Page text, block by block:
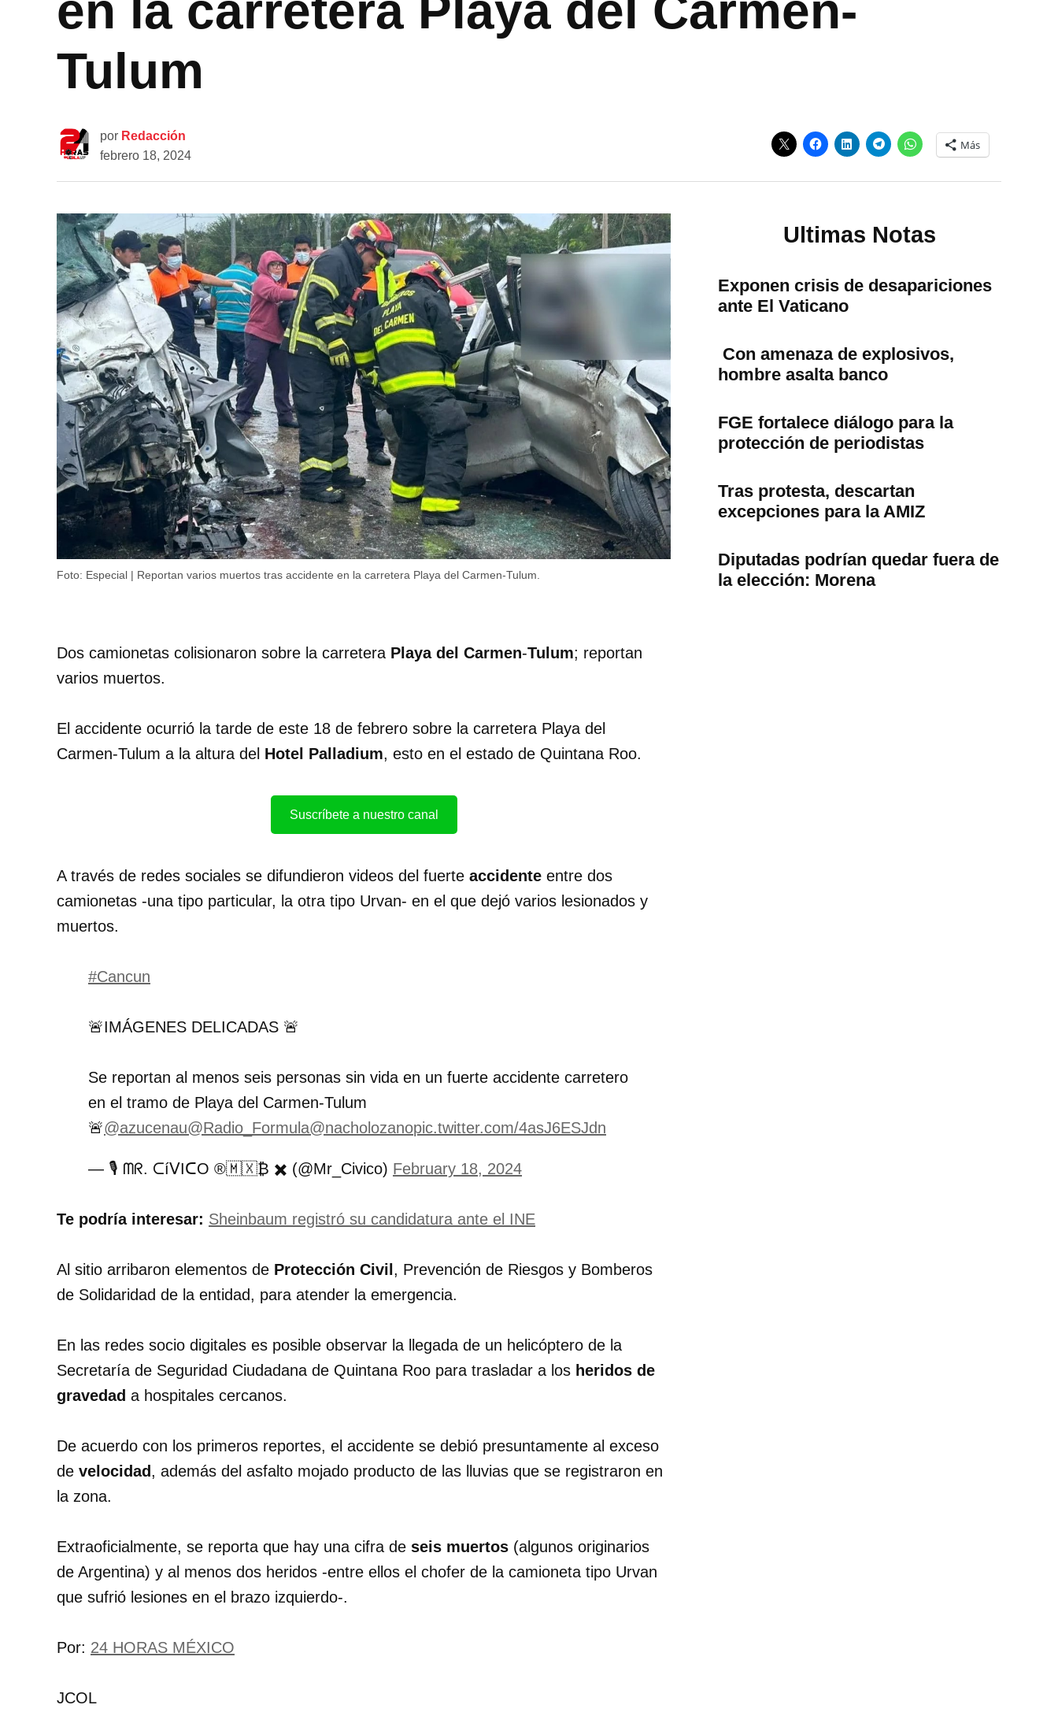
Tulum
por Redacción
febrero 18, 2024
Más
Foto: Especial | Reportan varios muertos tras accidente en la carretera Playa del Carmen-Tulum.
Dos camionetas colisionaron sobre la carretera Playa del Carmen-Tulum; reportan
varios muertos.
El accidente ocurrió la tarde de este 18 de febrero sobre la carretera Playa del
Carmen-Tulum a la altura del Hotel Palladium, esto en el estado de Quintana Roo.
Suscríbete a nuestro canal
A través de redes sociales se difundieron videos del fuerte accidente entre dos
camionetas -una tipo particular, la otra tipo Urvan- en el que dejó varios lesionados y
muertos.
#Cancun
🚨IMÁGENES DELICADAS 🚨
Se reportan al menos seis personas sin vida en un fuerte accidente carretero
en el tramo de Playa del Carmen-Tulum
🚨@azucenau@Radio_Formula@nacholozanopic.twitter.com/4asJ6ESJdn
— 🎙️ ᗰᖇ. ᑕíᐯIᑕO ®🇲🇽₿ ✖️ (@Mr_Civico) February 18, 2024
Te podría interesar: Sheinbaum registró su candidatura ante el INE
Al sitio arribaron elementos de Protección Civil , Prevención de Riesgos y Bomberos
de Solidaridad de la entidad, para atender la emergencia.
En las redes socio digitales es posible observar la llegada de un helicóptero de la
Secretaría de Seguridad Ciudadana de Quintana Roo para trasladar a los heridos de
gravedad a hospitales cercanos.
De acuerdo con los primeros reportes, el accidente se debió presuntamente al exceso
de velocidad , además del asfalto mojado producto de las lluvias que se registraron en
la zona.
Extraoficialmente, se reporta que hay una cifra de seis muertos (algunos originarios
de Argentina) y al menos dos heridos -entre ellos el chofer de la camioneta tipo Urvan
que sufrió lesiones en el brazo izquierdo-.
Por: 24 HORAS MÉXICO
JCOL
Ultimas Notas
Exponen crisis de desapariciones
ante El Vaticano
Con amenaza de explosivos,
hombre asalta banco
FGE fortalece diálogo para la
protección de periodistas
Tras protesta, descartan
excepciones para la AMIZ
Diputadas podrían quedar fuera de
la elección: Morena